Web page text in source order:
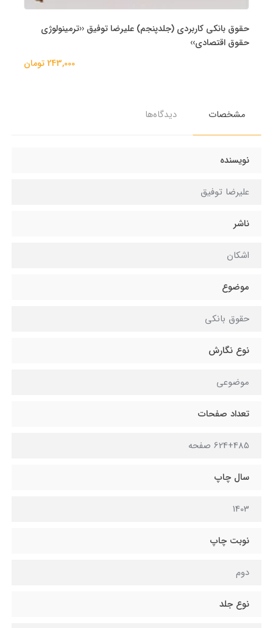
حقوق بانکی کاربردی (جلدپنجم) علیرضا توفیق ‹‹ترمینولوژی
حقوق اقتصادی››
243,000 تومان
مشخصات دیدگاه‌ها
نویسنده
علیرضا توفیق
ناشر
اشکان
موضوع
حقوق بانکی
نوع نگارش
موضوعی
تعداد صفحات
624+485 صفحه
سال چاپ
1403
نوبت چاپ
دوم
نوع جلد